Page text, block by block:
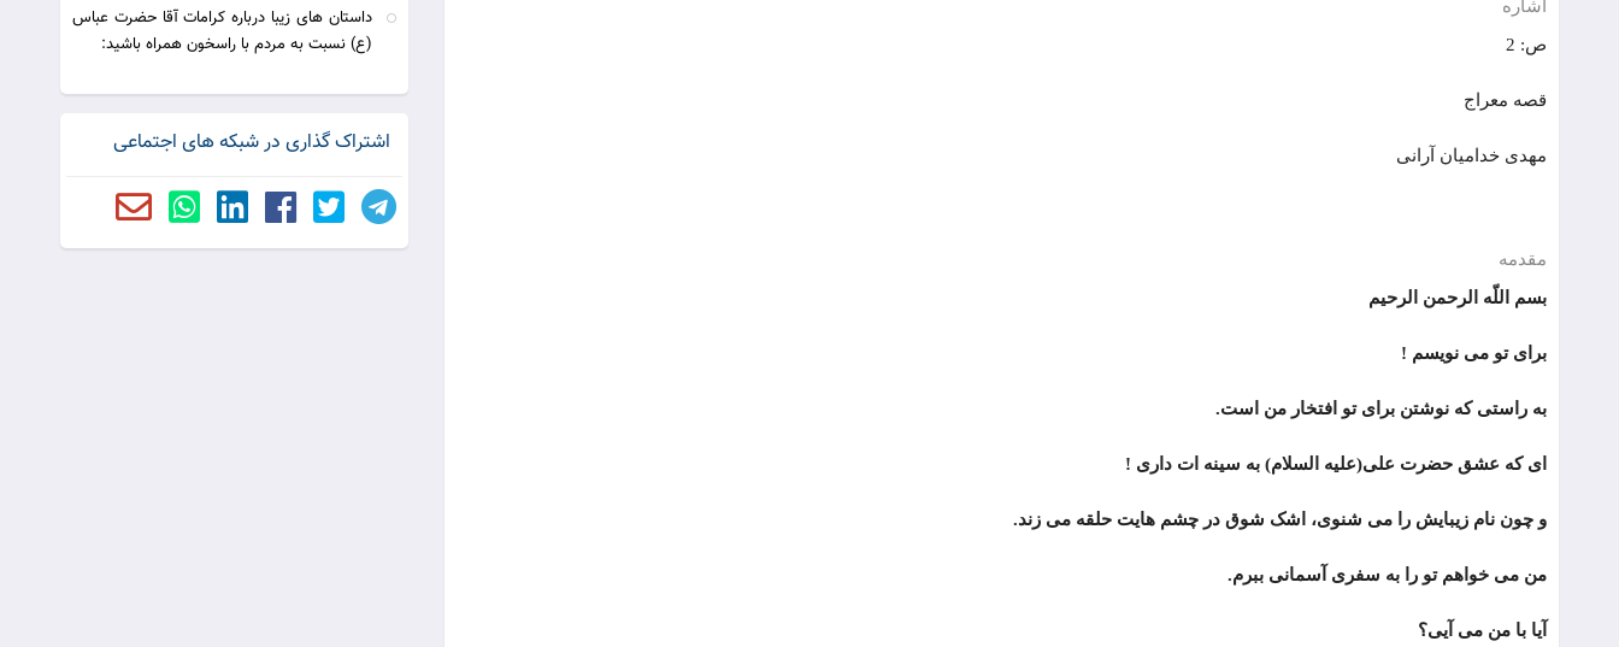
اشاره
ص: 2
قصه معراج
مهدی خدامیان آرانی
مقدمه
بسم اللّه الرحمن الرحیم
برای تو می نویسم !
به راستی که نوشتن برای تو افتخار من است.
ای که عشق حضرت علی(علیه السلام) به سینه ات داری !
و چون نام زیبایش را می شنوی، اشک شوق در چشم هایت حلقه می زند.
من می خواهم تو را به سفری آسمانی ببرم.
آیا با من می آیی؟
داستان های زیبا درباره کرامات آقا حضرت عباس
(ع) نسبت به مردم با راسخون همراه باشید:
اشتراک گذاری در شبکه های اجتماعی